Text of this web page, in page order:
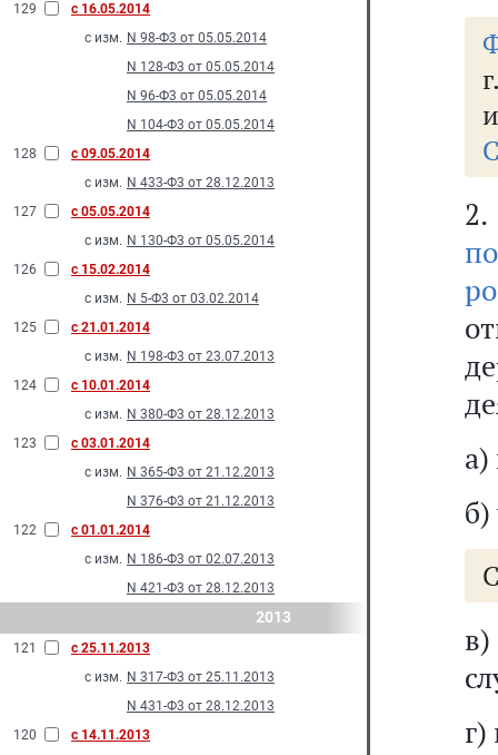
129
с 16.05.2014
с изм. N 98-Ф3 от 05.05.2014
N 128-Ф3 от 05.05.2014
N 96-Ф3 от 05.05.2014
N 104-Ф3 от 05.05.2014
128
с 09.05.2014
с изм. N 433-Ф3 от 28.12.2013
127
с 05.05.2014
с изм. N 130-Ф3 от 05.05.2014
126
с 15.02.2014
с изм. N 5-Ф3 от 03.02.2014
125
с 21.01.2014
с изм. N 198-Ф3 от 23.07.2013
124
с 10.01.2014
с изм. N 380-Ф3 от 28.12.2013
123
с 03.01.2014
с изм. N 365-Ф3 от 21.12.2013
N 376-Ф3 от 21.12.2013
122
с 01.01.2014
с изм. N 186-Ф3 от 02.07.2013
N 421-Ф3 от 28.12.2013
2013
121
с 25.11.2013
с изм. N 317-Ф3 от 25.11.2013
N 431-Ф3 от 28.12.2013
120
с 14.11.2013
б)